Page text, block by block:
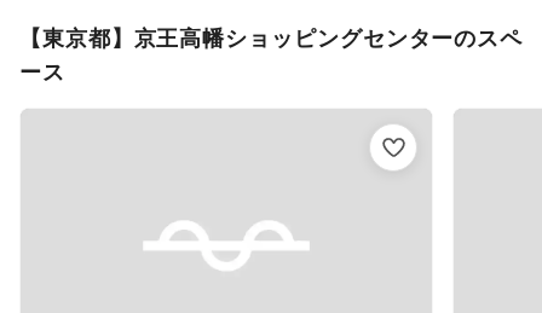
【東京都】京王高幡ショッピングセンターのスペ
ース